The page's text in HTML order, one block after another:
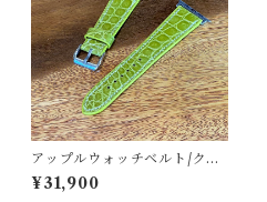
アップルウォッチベルト/クロ
コダイル・丸腑・ライム・フ
ラット （For 42/44/45/46/4
¥31,900